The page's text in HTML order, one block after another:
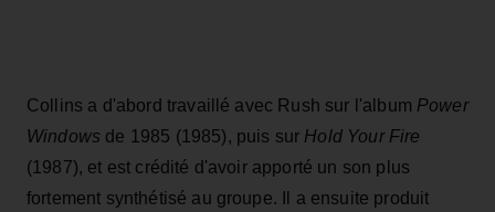
Collins a d'abord travaillé avec Rush sur l'album Power
Windows de 1985 (1985), puis sur Hold Your Fire
(1987), et est crédité d'avoir apporté un son plus
fortement synthétisé au groupe. Il a ensuite produit